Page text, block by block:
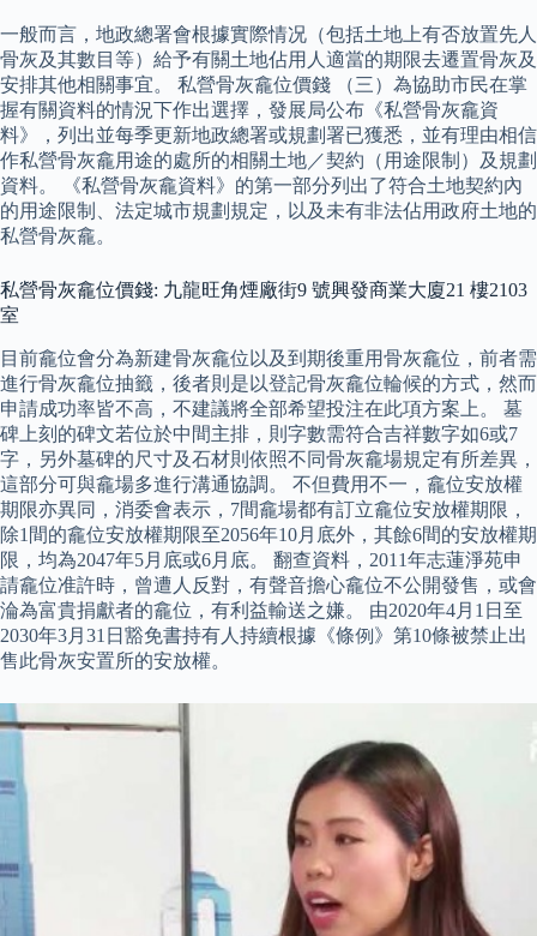
一般而言，地政總署會根據實際情况（包括土地上有否放置先人
骨灰及其數目等）給予有關土地佔用人適當的期限去遷置骨灰及
安排其他相關事宜。 私營骨灰龕位價錢 （三）為協助市民在掌
握有關資料的情況下作出選擇，發展局公布《私營骨灰龕資
料》，列出並每季更新地政總署或規劃署已獲悉，並有理由相信
作私營骨灰龕用途的處所的相關土地／契約（用途限制）及規劃
資料。 《私營骨灰龕資料》的第一部分列出了符合土地契約內
的用途限制、法定城市規劃規定，以及未有非法佔用政府土地的
私營骨灰龕。
私營骨灰龕位價錢: 九龍旺角煙廠街9 號興發商業大廈21 樓2103
室
目前龕位會分為新建骨灰龕位以及到期後重用骨灰龕位，前者需
進行骨灰龕位抽籤，後者則是以登記骨灰龕位輪候的方式，然而
申請成功率皆不高，不建議將全部希望投注在此項方案上。 墓
碑上刻的碑文若位於中間主排，則字數需符合吉祥數字如6或7
字，另外墓碑的尺寸及石材則依照不同骨灰龕場規定有所差異，
這部分可與龕場多進行溝通協調。 不但費用不一，龕位安放權
期限亦異同，消委會表示，7間龕場都有訂立龕位安放權期限，
除1間的龕位安放權期限至2056年10月底外，其餘6間的安放權期
限，均為2047年5月底或6月底。 翻查資料，2011年志蓮淨苑申
請龕位准許時，曾遭人反對，有聲音擔心龕位不公開發售，或會
淪為富貴捐獻者的龕位，有利益輸送之嫌。 由2020年4月1日至
2030年3月31日豁免書持有人持續根據《條例》第10條被禁止出
售此骨灰安置所的安放權。